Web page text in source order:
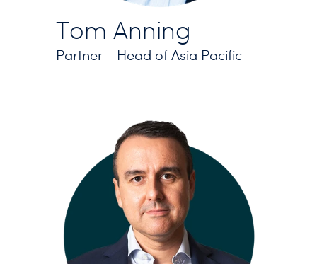
Tom Anning
Partner - Head of Asia Pacific